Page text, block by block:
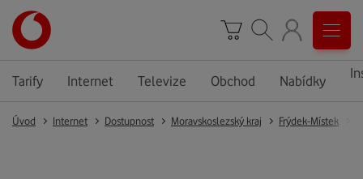
Tarify Internet Televize Obchod Nabídky
Úvod Internet Dostupnost Moravskoslezský kraj Frýdek-Místek